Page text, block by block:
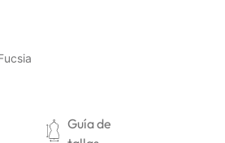
Guía de